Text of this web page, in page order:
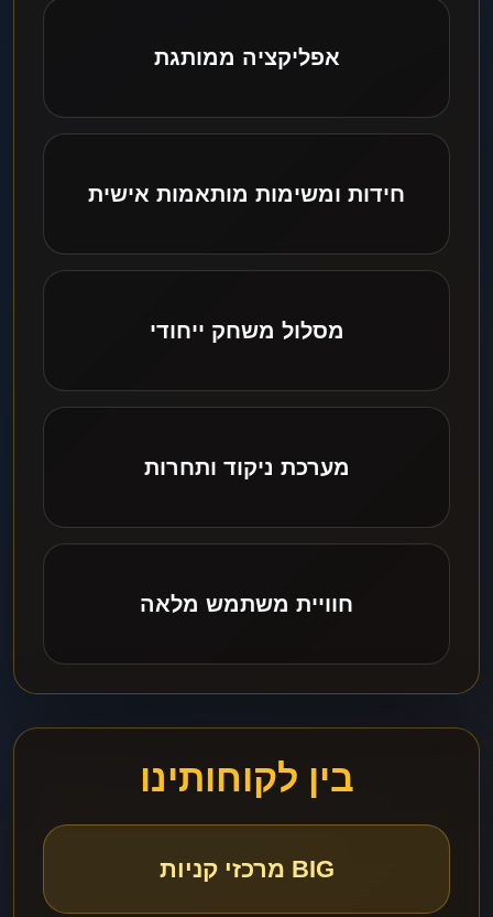
אפליקציה ממותגת
חידות ומשימות מותאמות אישית
מסלול משחק ייחודי
מערכת ניקוד ותחרות
חוויית משתמש מלאה
בין לקוחותינו
BIG מרכזי קניות